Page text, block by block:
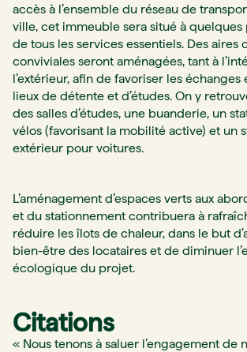
accès à l’ensemble du réseau de
ville, cet immeuble sera situé à quelques
de tous les services essentiels. Des aires
conviviales seront aménagées, tant à
l’extérieur, afin de favoriser les
lieux de détente et d’études. On y
des salles d’études, une buanderie, un
vélos (favorisant la mobilité active) et un
extérieur pour voitures.
L’aménagement d’espaces verts aux
et du stationnement contribuera à
réduire les îlots de chaleur, dans le but
bien-être des locataires et de diminuer
écologique du projet.
Citations
« Nous tenons à saluer l’engagement de